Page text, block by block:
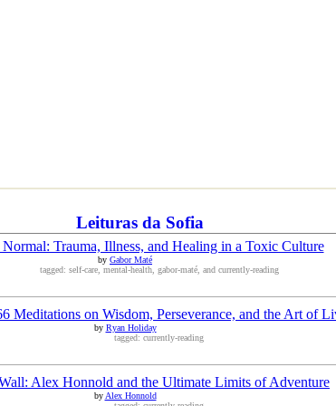
Leituras da Sofia
Trauma, Illness, and Healing in a Toxic Culture
by Gabor Maté
tagged: self-care, mental-health, gabor-maté, and currently-reading
Meditations on Wisdom, Perseverance, and the Art of
by Ryan Holiday
tagged: currently-reading
Alex Honnold and the Ultimate Limits of Adventure
by Alex Honnold